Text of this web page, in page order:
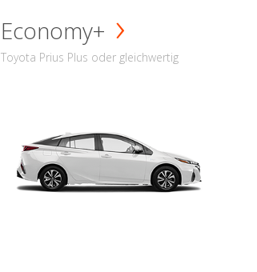
Economy+
Toyota Prius Plus oder gleichwertig